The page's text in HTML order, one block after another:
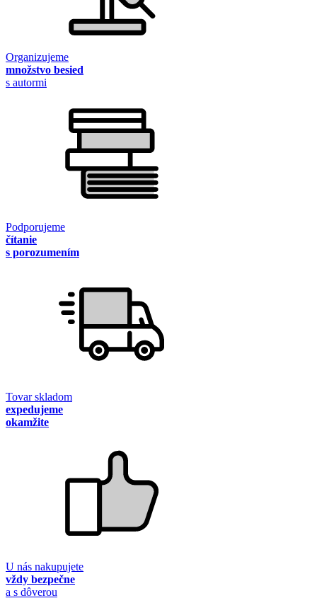
Organizujeme
množstvo besied
s autormi
Podporujeme
čítanie
s porozumením
Tovar skladom
expedujeme
okamžite
U nás nakupujete
vždy bezpečne
a s dôverou